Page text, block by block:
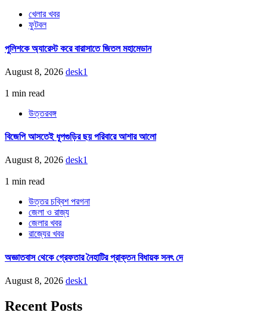
খেলার খবর
ফুটবল
পুলিশকে অ্যারেস্ট করে বারাসাতে জিতল মহামেডান
August 8, 2026 desk1
1 min read
উত্তরবঙ্গ
বিজেপি আসতেই ধূপগুড়ির ছয় পরিবারে আশার আলো
August 8, 2026 desk1
1 min read
উত্তর চব্বিশ পরগনা
জেলা ও রাজ্য
জেলার খবর
রাজ্যের খবর
অজ্ঞাতবাস থেকে গ্রেফতার নৈহাটির প্রাক্তন বিধায়ক সনৎ দে
August 8, 2026 desk1
Recent Posts